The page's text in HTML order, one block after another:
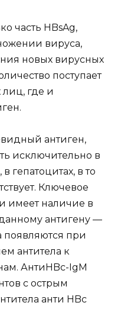
часть HBsAg,
вируса,
новых вирусных
поступает
где и
антиген,
исключительно в
гепатоцитах, в то
Ключевое
имеет наличие в
антигену —
появляются при
антитела к
АнтиHBc-IgM
с острым
анти HBc